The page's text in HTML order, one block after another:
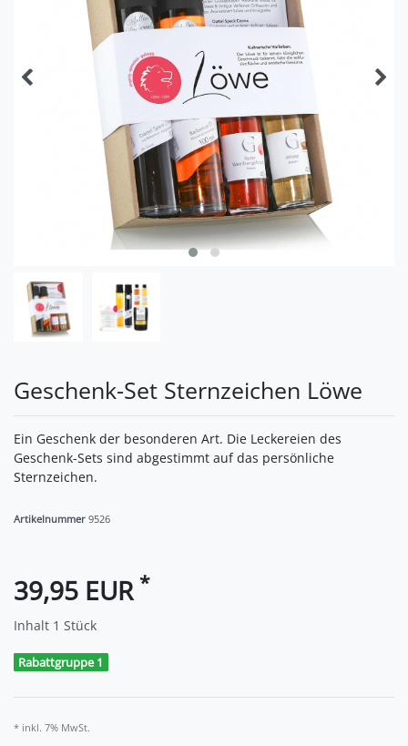
Geschenk-Set Sternzeichen Löwe
Ein Geschenk der besonderen Art. Die Leckereien des
Geschenk-Sets sind abgestimmt auf das persönliche
Sternzeichen.
Artikelnummer 9526
39,95 EUR *
Inhalt 1 Stück
Rabattgruppe 1
* inkl. 7% MwSt.